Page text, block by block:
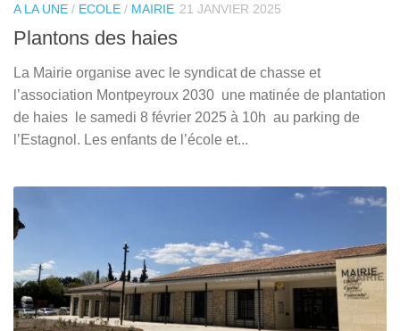
A LA UNE / ECOLE / MAIRIE 21 JANVIER 2025
Plantons des haies
La Mairie organise avec le syndicat de chasse et
l’association Montpeyroux 2030 une matinée de plantation
de haies le samedi 8 février 2025 à 10h au parking de
l’Estagnol. Les enfants de l’école et...